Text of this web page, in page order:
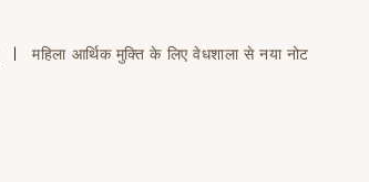
| महिला आर्थिक मुक्ति के लिए वेधशाला से नया नोट